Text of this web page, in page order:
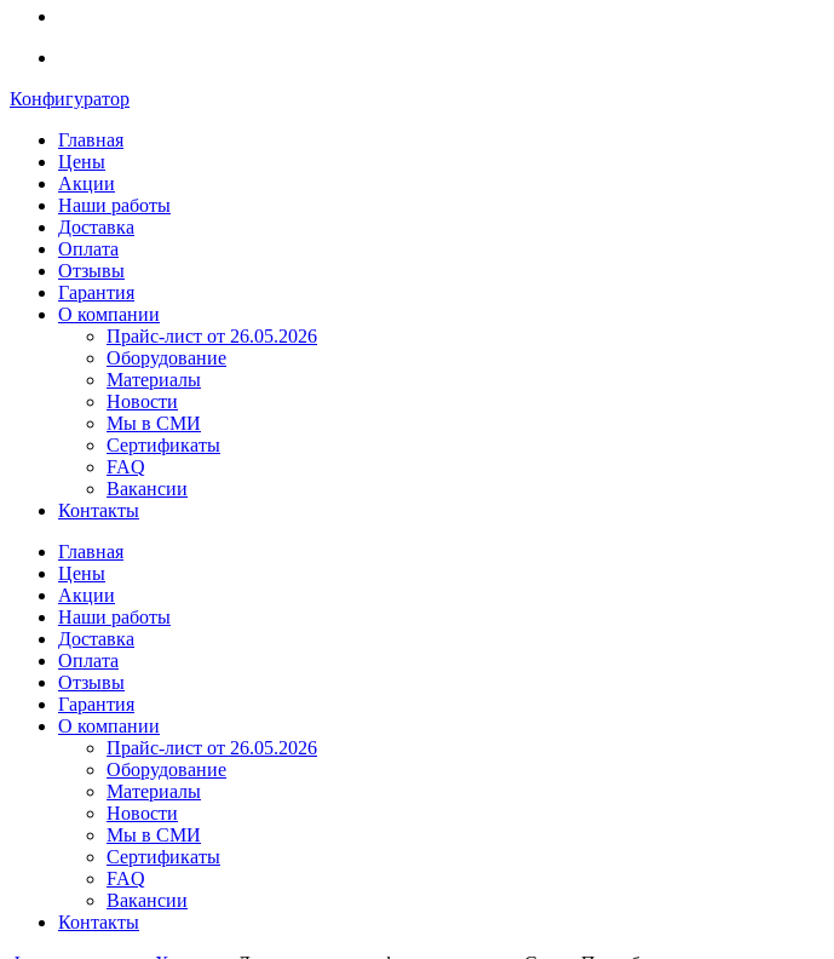
Конфигуратор
Главная
Цены
Акции
Наши работы
Доставка
Оплата
Отзывы
Гарантия
О компании
Прайс-лист от 26.05.2026
Оборудование
Материалы
Новости
Мы в СМИ
Сертификаты
FAQ
Вакансии
Контакты
Главная
Цены
Акции
Наши работы
Доставка
Оплата
Отзывы
Гарантия
О компании
Прайс-лист от 26.05.2026
Оборудование
Материалы
Новости
Мы в СМИ
Сертификаты
FAQ
Вакансии
Контакты